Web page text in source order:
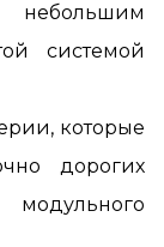
системой
которые
дорогих
модульного